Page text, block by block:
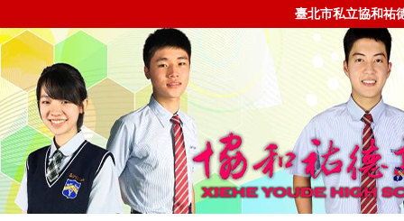
臺北市私立協和祐